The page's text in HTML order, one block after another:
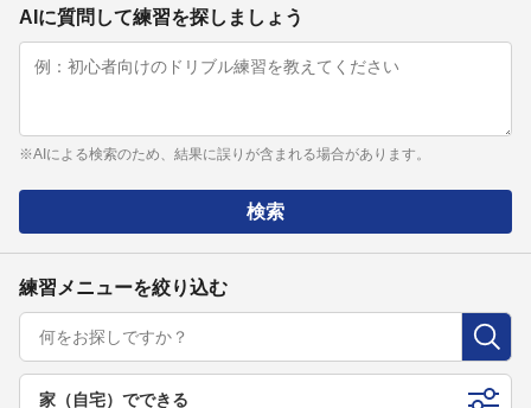
AIに質問して練習を探しましょう
※AIによる検索のため、結果に誤りが含まれる場合があります。
検索
練習メニューを絞り込む
家（自宅）でできる